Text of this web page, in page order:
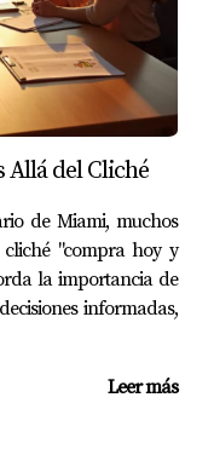
el cierre, generar
legales incómodas
solamente en “me
que legalmente
Allá del Cliché
de Miami, muchos
"compra hoy y
la importancia de
informadas,
Leer más